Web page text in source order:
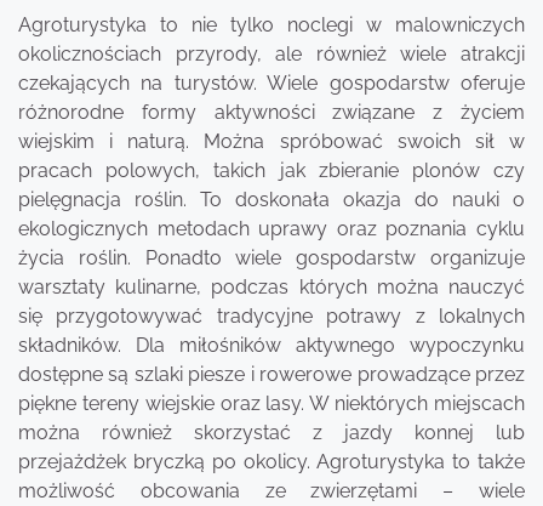
Agroturystyka to nie tylko noclegi w malowniczych
okolicznościach przyrody, ale również wiele atrakcji
czekających na turystów. Wiele gospodarstw oferuje
różnorodne formy aktywności związane z życiem
wiejskim i naturą. Można spróbować swoich sił w
pracach polowych, takich jak zbieranie plonów czy
pielęgnacja roślin. To doskonała okazja do nauki o
ekologicznych metodach uprawy oraz poznania cyklu
życia roślin. Ponadto wiele gospodarstw organizuje
warsztaty kulinarne, podczas których można nauczyć
się przygotowywać tradycyjne potrawy z lokalnych
składników. Dla miłośników aktywnego wypoczynku
dostępne są szlaki piesze i rowerowe prowadzące przez
piękne tereny wiejskie oraz lasy. W niektórych miejscach
można również skorzystać z jazdy konnej lub
przejażdżek bryczką po okolicy. Agroturystyka to także
możliwość obcowania ze zwierzętami – wiele